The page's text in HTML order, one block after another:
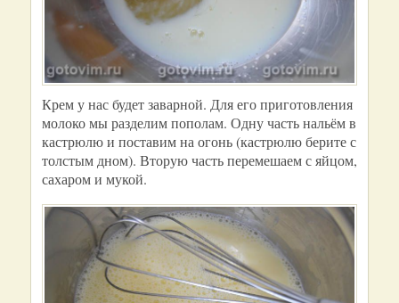
Крем у нас будет заварной. Для его приготовления
молоко мы разделим пополам. Одну часть нальём в
кастрюлю и поставим на огонь (кастрюлю берите с
толстым дном). Вторую часть перемешаем с яйцом,
сахаром и мукой.